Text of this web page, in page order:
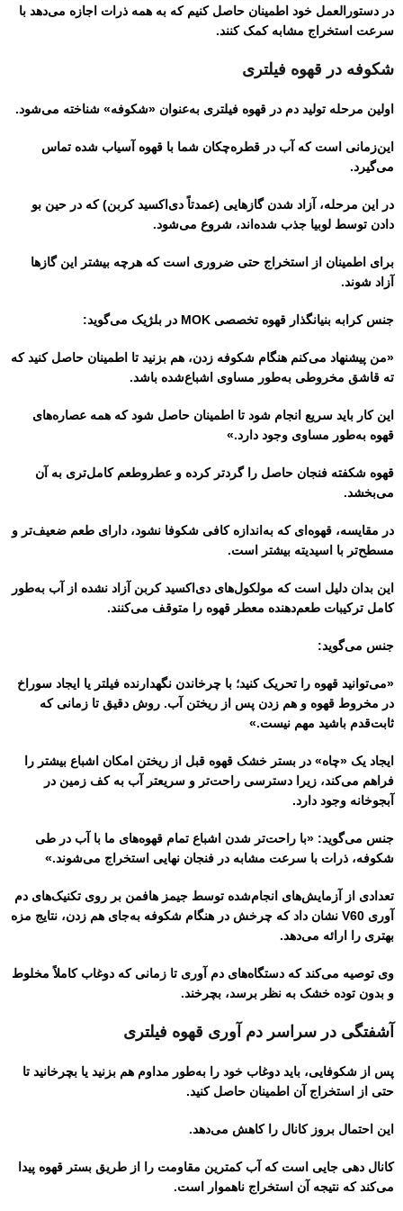
در دستورالعمل خود اطمینان حاصل کنیم که به همه ذرات اجازه می‌دهد با
سرعت استخراج مشابه کمک کنند.
شکوفه در قهوه فیلتری
اولین مرحله تولید دم در قهوه فیلتری به‌عنوان «شکوفه» شناخته می‌شود.
این‌زمانی است که آب در قطره‌چکان شما با قهوه آسیاب شده تماس
می‌گیرد.
در این مرحله، آزاد شدن گازهایی (عمدتاً دی‌اکسید کربن) که در حین بو
دادن توسط لوبیا جذب شده‌اند، شروع می‌شود.
برای اطمینان از استخراج حتی ضروری است که هرچه بیشتر این گازها
آزاد شوند.
جنس کرابه بنیانگذار قهوه تخصصی MOK در بلژیک می‌گوید:
«من پیشنهاد می‌کنم هنگام شکوفه زدن، هم بزنید تا اطمینان حاصل کنید که
ته قاشق مخروطی به‌طور مساوی اشباع‌شده باشد.
این کار باید سریع انجام شود تا اطمینان حاصل شود که همه عصاره‌های
قهوه به‌طور مساوی وجود دارد.»
قهوه شکفته فنجان حاصل را گردتر کرده و عطروطعم کامل‌تری به آن
می‌بخشد.
در مقایسه، قهوه‌ای که به‌اندازه کافی شکوفا نشود، دارای طعم ضعیف‌تر و
مسطح‌تر با اسیدیته بیشتر است.
این بدان دلیل است که مولکول‌های دی‌اکسید کربن آزاد نشده از آب به‌طور
کامل ترکیبات طعم‌دهنده معطر قهوه را متوقف می‌کنند.
جنس می‌گوید:
«می‌توانید قهوه را تحریک كنید؛ با چرخاندن نگهدارنده فیلتر یا ایجاد سوراخ
در مخروط قهوه و هم زدن پس از ریختن آب. روش دقیق تا زمانی که
ثابت‌قدم باشید مهم نیست.»
ایجاد یک «چاه» در بستر خشک قهوه قبل از ریختن امکان اشباع بیشتر را
فراهم می‌کند، زیرا دسترسی راحت‌تر و سریعتر آب به کف زمین در
آبجوخانه وجود دارد.
جنس می‌گوید: «با راحت‌تر شدن اشباع تمام قهوه‌های ما با آب در طی
شکوفه، ذرات با سرعت مشابه در فنجان نهایی استخراج می‌شوند.»
تعدادی از آزمایش‌های انجام‌شده توسط جیمز هافمن بر روی تکنیک‌های دم
آوری V60 نشان داد که چرخش در هنگام شکوفه به‌جای هم زدن، نتایج مزه
بهتری را ارائه می‌دهد.
وی توصیه می‌کند که دستگاه‌های دم آوری تا زمانی که دوغاب کاملاً مخلوط
و بدون توده خشک به نظر برسد، بچرخند.
آشفتگی در سراسر دم آوری قهوه فیلتری
پس از شکوفایی، باید دوغاب خود را به‌طور مداوم هم بزنید یا بچرخانید تا
حتی از استخراج آن اطمینان حاصل کنید.
این احتمال بروز کانال را کاهش می‌دهد.
کانال دهی جایی است که آب کمترین مقاومت را از طریق بستر قهوه پیدا
می‌کند که نتیجه آن استخراج ناهموار است.